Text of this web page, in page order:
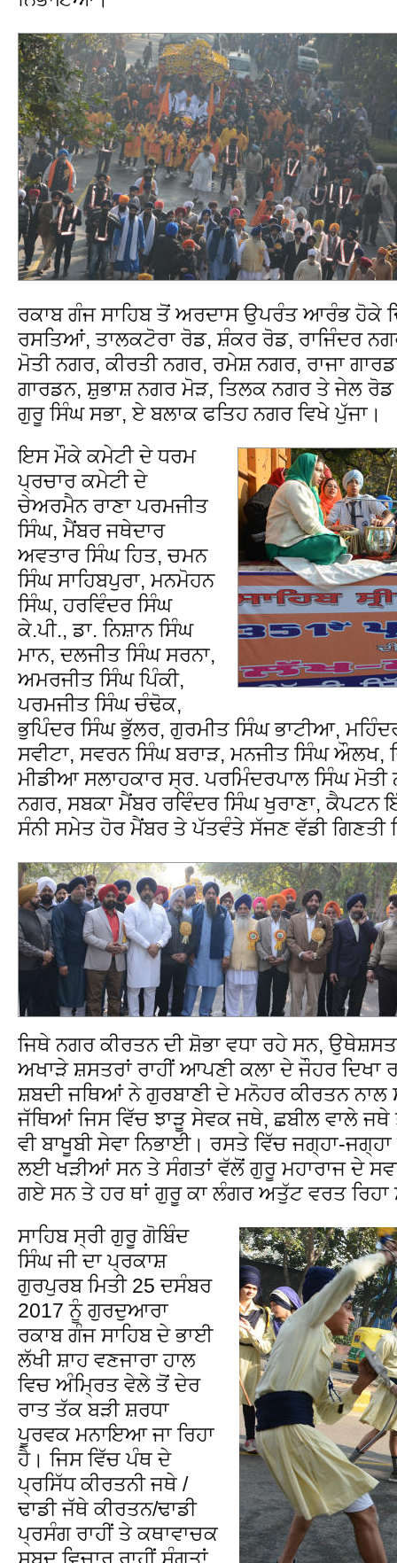
ਰਕਾਬ ਗੰਜ ਸਾਹਿਬ ਤੋਂ ਅਰਦਾਸ ਉਪਰੰਤ ਆਰੰਭ ਹੋਕੇ
ਰਸਤਿਆਂ, ਤਾਲਕਟੋਰਾ ਰੋਡ, ਸ਼ੰਕਰ ਰੋਡ, ਰਾਜਿੰਦਰ
ਮੋਤੀ ਨਗਰ, ਕੀਰਤੀ ਨਗਰ, ਰਮੇਸ਼ ਨਗਰ, ਰਾਜਾ
ਗਾਰਡਨ, ਸ਼ੁਭਾਸ਼ ਨਗਰ ਮੋੜ, ਤਿਲਕ ਨਗਰ ਤੇ ਜੇਲ
ਗੁਰੂ ਸਿੰਘ ਸਭਾ, ਏ ਬਲਾਕ ਫਤਿਹ ਨਗਰ ਵਿਖੇ ਪੁੱਜਾ।
ਇਸ ਮੌਕੇ ਕਮੇਟੀ ਦੇ ਧਰਮ
ਪ੍ਰਚਾਰ ਕਮੇਟੀ ਦੇ
ਚੇਅਰਮੈਨ ਰਾਣਾ ਪਰਮਜੀਤ
ਸਿੰਘ, ਮੈਂਬਰ ਜਥੇਦਾਰ
ਅਵਤਾਰ ਸਿੰਘ ਹਿਤ, ਚਮਨ
ਸਿੰਘ ਸਾਹਿਬਪੁਰਾ, ਮਨਮੋਹਨ
ਸਿੰਘ, ਹਰਵਿੰਦਰ ਸਿੰਘ
ਕੇ.ਪੀ., ਡਾ. ਨਿਸ਼ਾਨ ਸਿੰਘ
ਮਾਨ, ਦਲਜੀਤ ਸਿੰਘ ਸਰਨਾ,
ਅਮਰਜੀਤ ਸਿੰਘ ਪਿੰਕੀ,
ਪਰਮਜੀਤ ਸਿੰਘ ਚੰਢੋਕ,
ਭੁਪਿੰਦਰ ਸਿੰਘ ਭੁੱਲਰ, ਗੁਰਮੀਤ ਸਿੰਘ ਭਾਟੀਆ,
ਸਵੀਟਾ, ਸਵਰਨ ਸਿੰਘ ਬਰਾੜ, ਮਨਜੀਤ ਸਿੰਘ ਔਲਖ,
ਮੀਡੀਆ ਸਲਾਹਕਾਰ ਸ੍ਰ. ਪਰਮਿੰਦਰਪਾਲ ਸਿੰਘ
ਨਗਰ, ਸਬਕਾ ਮੈਂਬਰ ਰਵਿੰਦਰ ਸਿੰਘ ਖੁਰਾਣਾ, ਕੈਪਟਨ
ਸੰਨੀ ਸਮੇਤ ਹੋਰ ਮੈਂਬਰ ਤੇ ਪੱਤਵੰਤੇ ਸੱਜਣ ਵੱਡੀ ਗਿਣਤੀ
ਜਿਥੇ ਨਗਰ ਕੀਰਤਨ ਦੀ ਸ਼ੋਭਾ ਵਧਾ ਰਹੇ ਸਨ,
ਅਖਾੜੇ ਸ਼ਸਤਰਾਂ ਰਾਹੀਂ ਆਪਣੀ ਕਲਾ ਦੇ ਜੌਹਰ ਦਿਖਾ
ਸ਼ਬਦੀ ਜਥਿਆਂ ਨੇ ਗੁਰਬਾਣੀ ਦੇ ਮਨੋਹਰ ਕੀਰਤਨ ਨਾਲ
ਜੱਥਿਆਂ ਜਿਸ ਵਿੱਚ ਝਾੜੂ ਸੇਵਕ ਜਥੇ, ਛਬੀਲ ਵਾਲੇ
ਵੀ ਬਾਖੂਬੀ ਸੇਵਾ ਨਿਭਾਈ। ਰਸਤੇ ਵਿੱਚ ਜਗ੍ਹਾ-
ਲਈ ਖੜੀਆਂ ਸਨ ਤੇ ਸੰਗਤਾਂ ਵੱਲੋਂ ਗੁਰੂ ਮਹਾਰਾਜ ਦੇ
ਗਏ ਸਨ ਤੇ ਹਰ ਥਾਂ ਗੁਰੂ ਕਾ ਲੰਗਰ ਅਤੁੱਟ ਵਰਤ ਰਿਹਾ
ਸਾਹਿਬ ਸ੍ਰੀ ਗੁਰੂ ਗੋਬਿੰਦ
ਸਿੰਘ ਜੀ ਦਾ ਪ੍ਰਕਾਸ਼
ਗੁਰਪੁਰਬ ਮਿਤੀ 25 ਦਸੰਬਰ
2017 ਨੂੰ ਗੁਰਦੁਆਰਾ
ਰਕਾਬ ਗੰਜ ਸਾਹਿਬ ਦੇ ਭਾਈ
ਲੱਖੀ ਸ਼ਾਹ ਵਣਜਾਰਾ ਹਾਲ
ਵਿਚ ਅੰਮ੍ਰਿਤ ਵੇਲੇ ਤੋਂ ਦੇਰ
ਰਾਤ ਤੱਕ ਬੜੀ ਸ਼ਰਧਾ
ਪੂਰਵਕ ਮਨਾਇਆ ਜਾ ਰਿਹਾ
ਹੈ। ਜਿਸ ਵਿੱਚ ਪੰਥ ਦੇ
ਪ੍ਰਸਿੱਧ ਕੀਰਤਨੀ ਜਥੇ /
ਢਾਡੀ ਜੱਥੇ ਕੀਰਤਨ/ਢਾਡੀ
ਪ੍ਰਸੰਗ ਰਾਹੀਂ ਤੇ ਕਥਾਵਾਚਕ